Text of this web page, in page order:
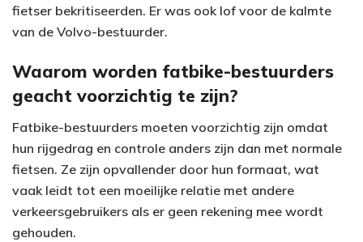
fietser bekritiseerden. Er was ook lof voor de kalmte
van de Volvo-bestuurder.
Waarom worden fatbike-bestuurders
geacht voorzichtig te zijn?
Fatbike-bestuurders moeten voorzichtig zijn omdat
hun rijgedrag en controle anders zijn dan met normale
fietsen. Ze zijn opvallender door hun formaat, wat
vaak leidt tot een moeilijke relatie met andere
verkeersgebruikers als er geen rekening mee wordt
gehouden.